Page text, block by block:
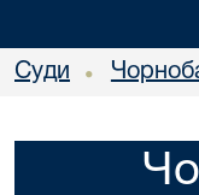
Суди •